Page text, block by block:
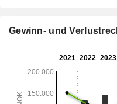
Gewinn- und